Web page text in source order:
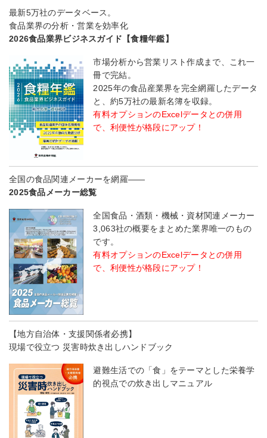
最新5万社のデータベース。
食品業界の分析・営業を効率化
2026食品業界ビジネスガイド【食糧年鑑】
市場分析から営業リスト作成まで、これ一
冊で完結。
2025年の食品産業界を完全網羅したデータ
と、約5万社の最新名簿を収録。
有料オプションのExcelデータとの併用
で、利便性が格段にアップ！
全国の食品関連メーカーを網羅――
2025食品メーカー総覧
全国食品・酒類・機械・資材関連メーカー
3,063社の概要をまとめた業界唯一のもの
です。
有料オプションのExcelデータとの併用
で、利便性が格段にアップ！
【地方自治体・支援関係者必携】
現場で役立つ 災害時炊き出しハンドブック
避難生活での「食」をテーマとした栄養学
的視点での炊き出しマニュアル